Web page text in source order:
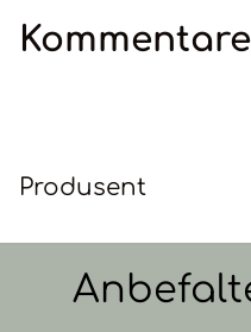
Produsent